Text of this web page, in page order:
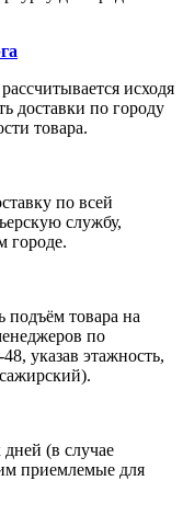
исходя
доставки по городу
товара.
по всей
службу,
городе.
товара на
по
указав этажность,
(в случае
приемлемые для